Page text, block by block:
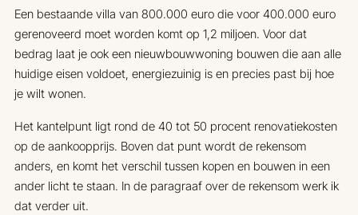
Een bestaande villa van 800.000 euro die voor 400.000 euro
gerenoveerd moet worden komt op 1,2 miljoen. Voor dat
bedrag laat je ook een nieuwbouwwoning bouwen die aan alle
huidige eisen voldoet, energiezuinig is en precies past bij hoe
je wilt wonen.
Het kantelpunt ligt rond de 40 tot 50 procent renovatiekosten
op de aankoopprijs. Boven dat punt wordt de rekensom
anders, en komt het verschil tussen kopen en bouwen in een
ander licht te staan. In de paragraaf over de rekensom werk ik
dat verder uit.